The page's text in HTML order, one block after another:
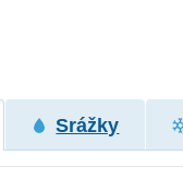
Srážky